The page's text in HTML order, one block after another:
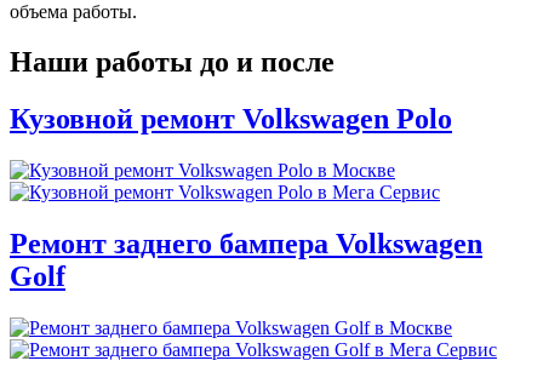
объема работы.
Наши работы до и после
Кузовной ремонт Volkswagen Polo
Ремонт заднего бампера Volkswagen
Golf